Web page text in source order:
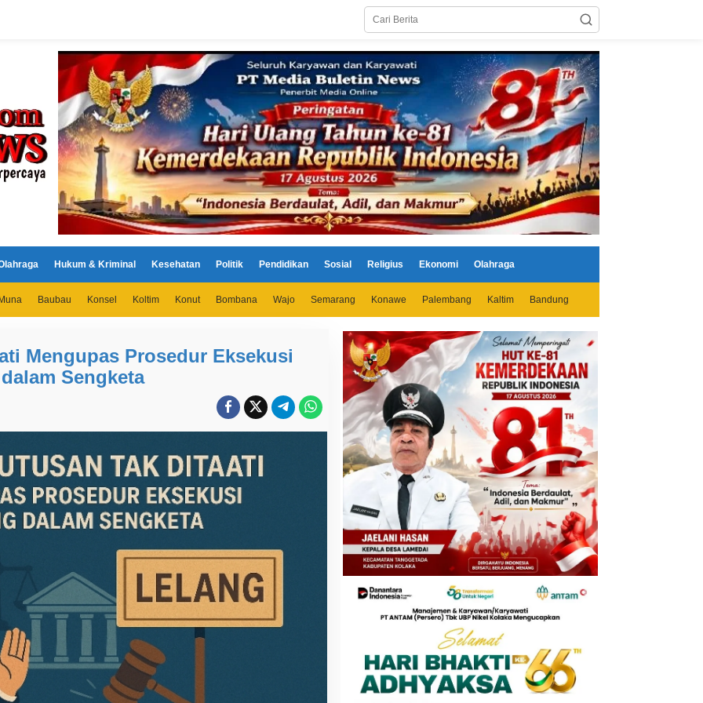
Hukum & Kriminal Kesehatan Politik Pendidikan Sosial Religius Ekonomi Olahraga
Baubau Konsel Koltim Konut Bombana Wajo Semarang Konawe Palembang Kaltim Bandung
Mengupas Prosedur Eksekusi
Sengketa